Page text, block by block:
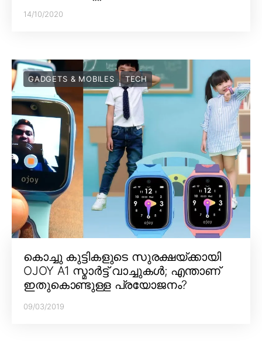
14/10/2020
GADGETS & MOBILES TECH
കൊച്ചു കുട്ടികളുടെ സുരക്ഷയ്ക്കായി
OJOY A1 സ്മാർട്ട് വാച്ചുകൾ; എന്താണ്
ഇതുകൊണ്ടുള്ള പ്രയോജനം?
09/03/2019